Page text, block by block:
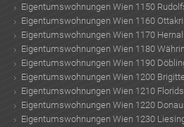
Eigentumswohnungen Wien 1150
Eigentumswohnungen Wien 1160
Eigentumswohnungen Wien 1170
Eigentumswohnungen Wien 1180
Eigentumswohnungen Wien 1190
Eigentumswohnungen Wien 1200
Eigentumswohnungen Wien 1210
Eigentumswohnungen Wien 1220
Eigentumswohnungen Wien 1230